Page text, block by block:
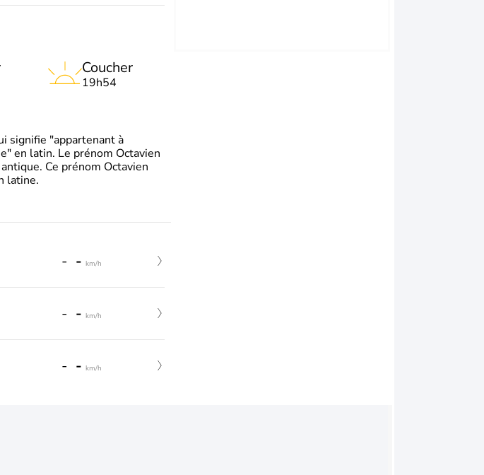
Coucher
19h54
signifie "appartenant à
en latin. Le prénom Octavien
Ce prénom Octavien
latine.
- - km/h
- - km/h
- - km/h